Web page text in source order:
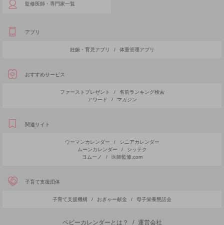
監修医師・専門家一覧
アプリ
妊娠・育児アプリ / 体重管理アプリ
おすすめサービス
ファーストプレゼント /
名前ランキング検索
アワード
/ マガジン
関連サイト
ウーマンカレンダー /
シニアカレンダー
ムーンカレンダー
/
シッテク
ヨムーノ
/ 医師監修.com
子育て支援団体
子育て支援機構 / おぎゃー献金 / 母子栄養懇話会
ベビーカレンダーとは？ / 運営会社